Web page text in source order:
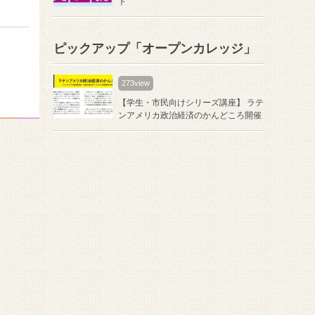
ピックアップ「オープンカレッジ」
273view
【学生・市民向けシリーズ講座】 ラテ
ンアメリカ政治経済のかんどころ開催